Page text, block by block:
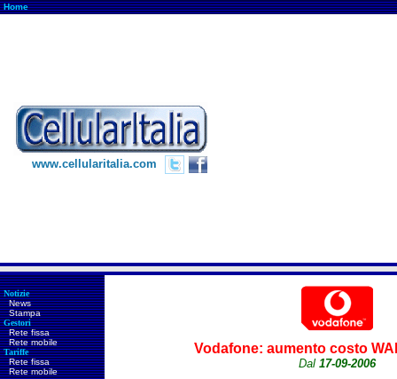
Home
www.cellularitalia.com
Notizie
News
Stampa
Gestori
Rete fissa
Rete mobile
Tariffe
Rete fissa
Rete mobile
Vodafone:aumento costo
Dal 17-09-2006